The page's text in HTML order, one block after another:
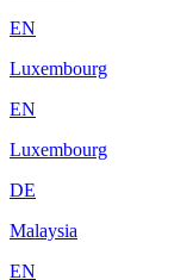
EN
Luxembourg
EN
Luxembourg
DE
Malaysia
EN